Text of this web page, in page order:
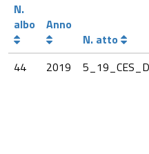
N.
albo
Anno
N. atto
44
2019